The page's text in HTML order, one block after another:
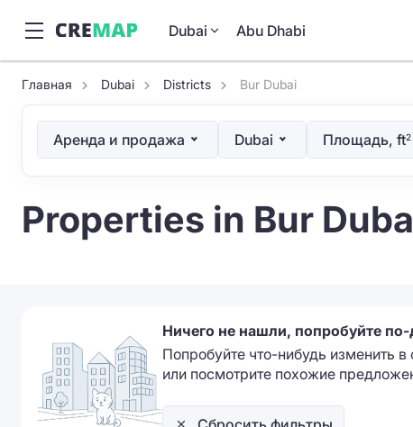
Dubai Abu Dhabi
Главная Dubai Districts Bur Dubai
Аренда и продажа Dubai Площадь, ft2
Properties in Bur
Ничего не нашли, попробуйте
Попробуйте что-нибудь изменить в
или посмотрите похожие